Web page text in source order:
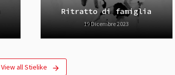
Ritratto di famiglia
19 Dicembre 2023
View all Stielike